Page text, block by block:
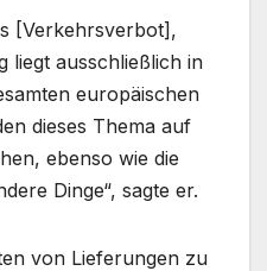
[Verkehrsverbot],
liegt ausschließlich in
europäischen
dieses Thema auf
ebenso wie die
Dinge“, sagte er.
von Lieferungen zu